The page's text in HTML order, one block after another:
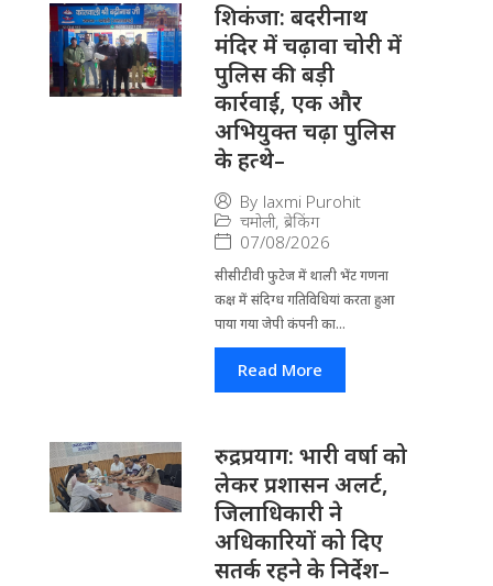
​शिकंजा: बदरीनाथ
मंदिर में चढ़ावा चोरी में
पुलिस की बड़ी
कार्रवाई, एक और
अभियुक्त चढ़ा पुलिस
के हत्थे–
By laxmi Purohit
चमोली, ब्रेकिंग
07/08/2026
सीसीटीवी फुटेज में थाली भेंट गणना
कक्ष में संदिग्ध गतिविधियां करता हुआ
पाया गया जेपी कंपनी का...
Read More
रुद्रप्रयाग: भारी वर्षा को
लेकर प्रशासन अलर्ट,
जिलाधिकारी ने
अधिकारियों को दिए
सतर्क रहने के निर्देश–